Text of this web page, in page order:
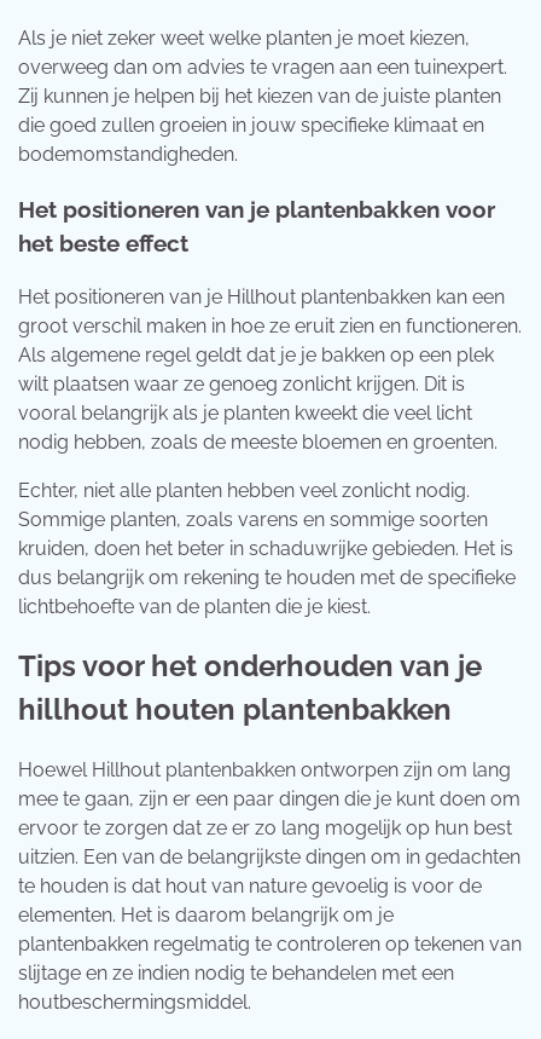
Als je niet zeker weet welke planten je moet kiezen,
overweeg dan om advies te vragen aan een tuinexpert.
Zij kunnen je helpen bij het kiezen van de juiste planten
die goed zullen groeien in jouw specifieke klimaat en
bodemomstandigheden.
Het positioneren van je plantenbakken voor
het beste effect
Het positioneren van je Hillhout plantenbakken kan een
groot verschil maken in hoe ze eruit zien en functioneren.
Als algemene regel geldt dat je je bakken op een plek
wilt plaatsen waar ze genoeg zonlicht krijgen. Dit is
vooral belangrijk als je planten kweekt die veel licht
nodig hebben, zoals de meeste bloemen en groenten.
Echter, niet alle planten hebben veel zonlicht nodig.
Sommige planten, zoals varens en sommige soorten
kruiden, doen het beter in schaduwrijke gebieden. Het is
dus belangrijk om rekening te houden met de specifieke
lichtbehoefte van de planten die je kiest.
Tips voor het onderhouden van je
hillhout houten plantenbakken
Hoewel Hillhout plantenbakken ontworpen zijn om lang
mee te gaan, zijn er een paar dingen die je kunt doen om
ervoor te zorgen dat ze er zo lang mogelijk op hun best
uitzien. Een van de belangrijkste dingen om in gedachten
te houden is dat hout van nature gevoelig is voor de
elementen. Het is daarom belangrijk om je
plantenbakken regelmatig te controleren op tekenen van
slijtage en ze indien nodig te behandelen met een
houtbeschermingsmiddel.